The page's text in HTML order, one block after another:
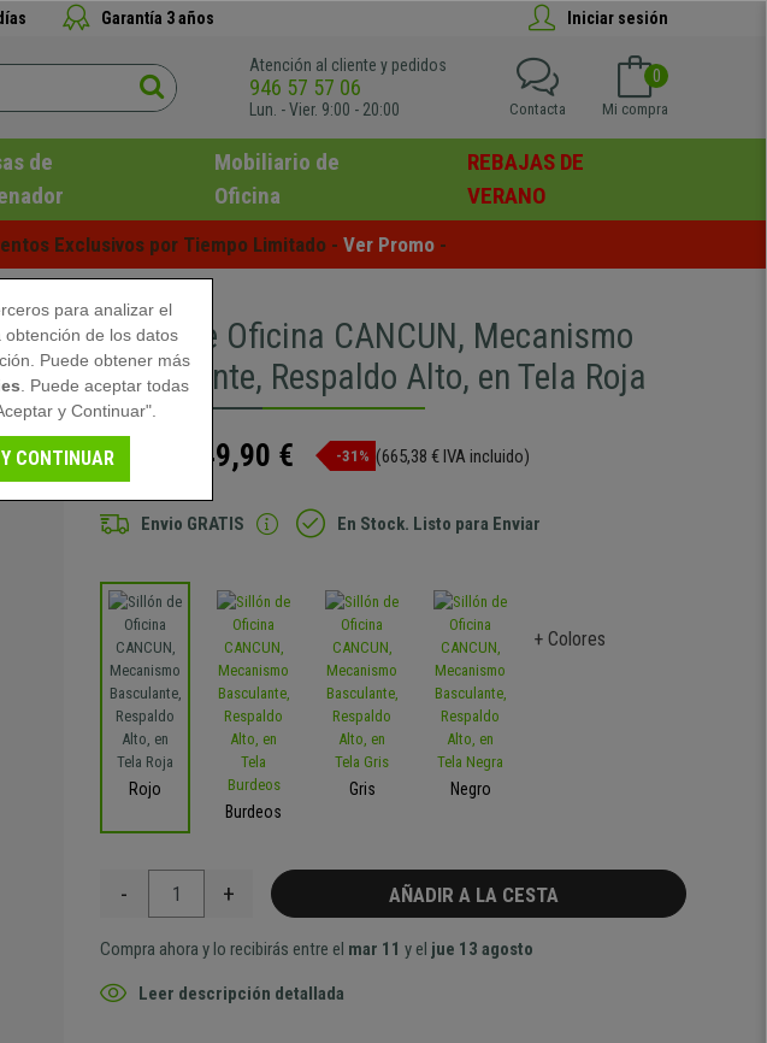
Garantía 3 años Iniciar sesión
Atención al cliente y pedidos
946 57 57 06
Lun. - Vier. 9:00 - 20:00
0
Mi compra
Contacta
de
Mobiliario de
Oficina
REBAJAS DE
VERANO
Exclusivos por Tiempo Limitado - Ver Promo -
Sillón de Oficina CANCUN, Mecanismo
Basculante, Respaldo Alto, en Tela Roja
799,90 € 549,90 € -31% (665,38 € IVA incluido)
Envio GRATIS En Stock. Listo para Enviar
Rojo
Burdeos
Gris Negro
+ Colores
- + AÑADIR A LA CESTA
Compra ahora y lo recibirás entre el mar 11 y el jue 13 agosto
Leer descripción detallada
para analizar el
de los datos
Puede obtener más
. Puede aceptar todas
y Continuar".
CONTINUAR